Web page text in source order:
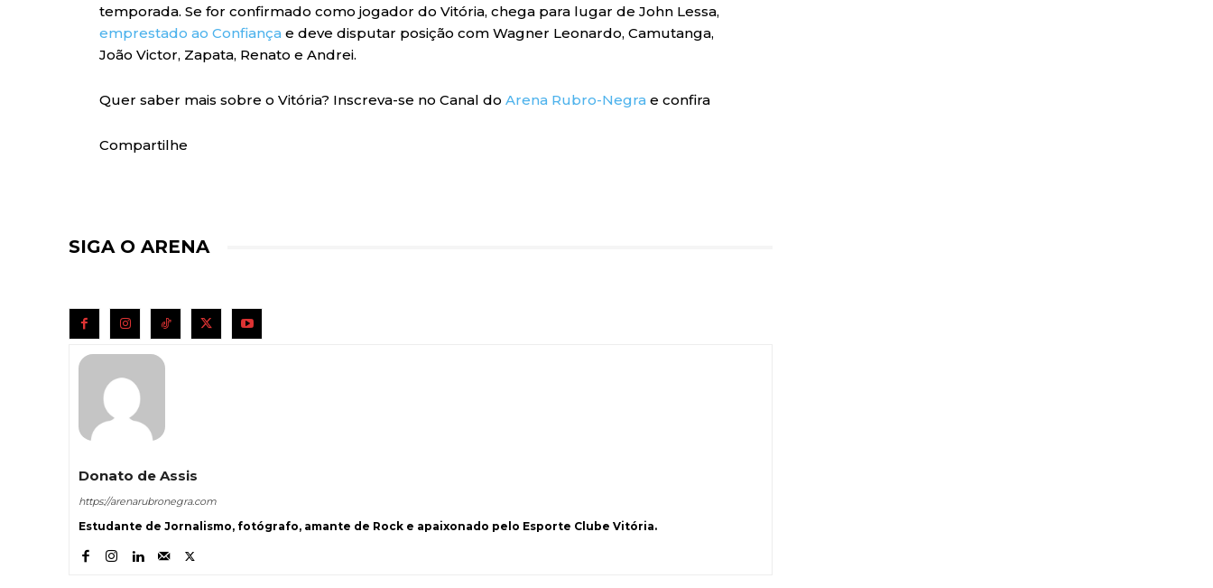
temporada. Se for confirmado como jogador do Vitória, chega para lugar de John Lessa,
emprestado ao Confiança e deve disputar posição com Wagner Leonardo, Camutanga,
João Victor, Zapata, Renato e Andrei.
Quer saber mais sobre o Vitória? Inscreva-se no Canal do Arena Rubro-Negra e confira
Compartilhe
SIGA O ARENA
Donato de Assis
https://arenarubronegra.com
Estudante de Jornalismo, fotógrafo, amante de Rock e apaixonado pelo Esporte Clube Vitória.